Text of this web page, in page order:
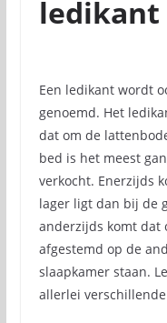
ledikant
Een ledikant wordt
genoemd. Het
dat om de
bed is het meest
verkocht. Enerzijds
lager ligt dan bij de
anderzijds komt dat
afgestemd op de
slaapkamer staan.
allerlei